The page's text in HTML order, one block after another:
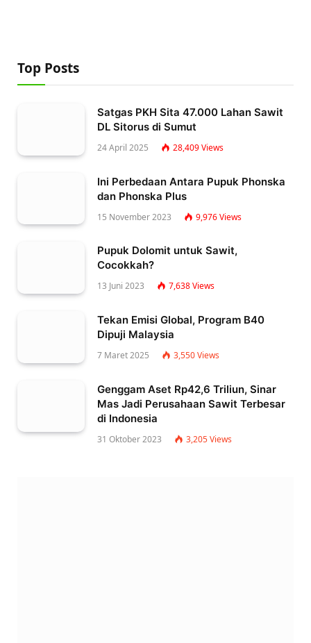
Top Posts
Satgas PKH Sita 47.000 Lahan Sawit
DL Sitorus di Sumut
24 April 2025 28,409Views
Ini Perbedaan Antara Pupuk Phonska
dan Phonska Plus
15 November 2023 9,976Views
Pupuk Dolomit untuk Sawit,
Cocokkah?
13 Juni 2023 7,638Views
Tekan Emisi Global, Program B40
Dipuji Malaysia
7 Maret 2025 3,550Views
Genggam Aset Rp42,6 Triliun, Sinar
Mas Jadi Perusahaan Sawit Terbesar
di Indonesia
31 Oktober 2023 3,205Views